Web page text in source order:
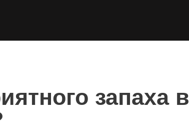
запаха в